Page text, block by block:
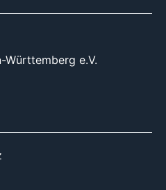
Württemberg e.V.